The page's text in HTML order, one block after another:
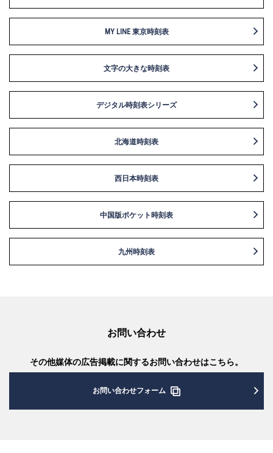
MY LINE 東京時刻表
文字の大きな時刻表
デジタル時刻表シリーズ
北海道時刻表
西日本時刻表
中国版ポケット時刻表
九州時刻表
お問い合わせ
その他媒体の広告掲載に関するお問い合わせはこちら。
お問い合わせフォーム